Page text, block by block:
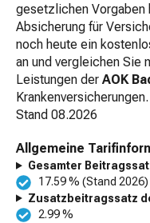
gesetzlichen Vorgaben
Absicherung für
noch heute ein
an und vergleichen Sie
Leistungen der AOK
Krankenversicherungen.
Stand 08.2026
Allgemeine
Gesamter
17.59 % (Stand 2026)
Zusatzbeitragssatz
2.99 %